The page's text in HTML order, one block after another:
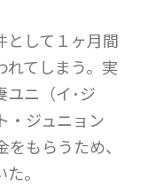
として１ヶ月間
れてしまう。実
ユニ（イ･ジ
・ジュニョン
もらうため、
。